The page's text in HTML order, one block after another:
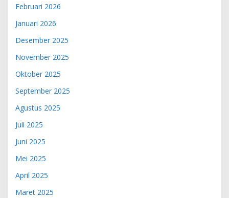
Februari 2026
Januari 2026
Desember 2025
November 2025
Oktober 2025
September 2025
Agustus 2025
Juli 2025
Juni 2025
Mei 2025
April 2025
Maret 2025